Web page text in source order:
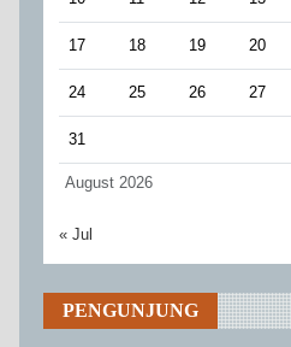
August 2026
17 18 19 20
24 25 26 27
31
« Jul
PENGUNJUNG